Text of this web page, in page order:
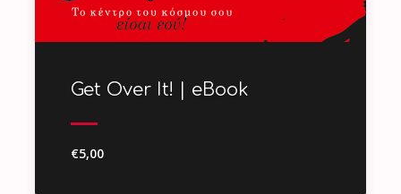
Get Over It! | eBook
€5,00